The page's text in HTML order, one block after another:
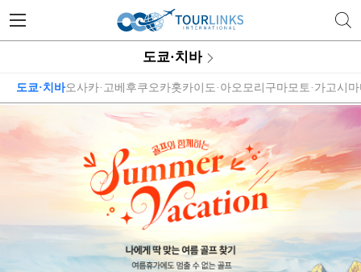
투어링스 | 행복한 골프 여행의
도쿄·치바
도쿄·치바오사카·고베 후쿠오카홋카이도·아오모리 구마모토·가고시마